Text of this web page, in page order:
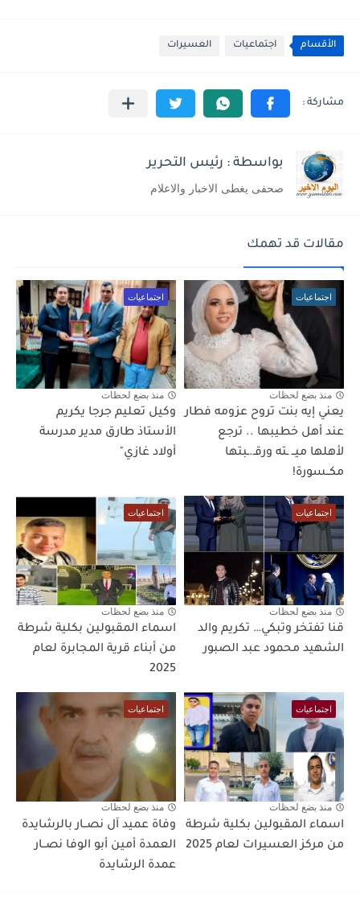
الأقسام اجتماعيات العسيرات
بواسطة : رئيس التحرير
صحفى يغطى الاخبار والاعلام
مقالات قد تهمك
اجتماعيات
منذ بضع لحظات
يعني إيه بنت تروح عزومه فطار
عند أهل خطيبها .. ترجع
لأهلها ميــ ـته ورقـ.ـبتها
مكــسورة!
اجتماعيات
منذ بضع لحظات
وكيل تعليم جرجا يكريم
الأستاذ طارق مدير مدرسة
أولاد غازي"
اجتماعيات
منذ بضع لحظات
قنا تفتخر وتبكي… تكريم والد
الشهيد محمود عبد الصبور
اجتماعيات
منذ بضع لحظات
اسماء المقبولين بكلية شرطة
من أبناء قرية المجابرة لعام
2025
اجتماعيات
منذ بضع لحظات
اسماء المقبولين بكلية شرطة
من مركز العسيرات لعام 2025
اجتماعيات
منذ بضع لحظات
وفاة عميد آل نصــار بالرشايدة
العمدة أمين أبو الوفا نصــار
عمدة الرشايدة